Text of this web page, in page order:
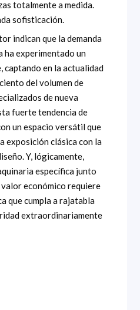
totalmente a medida.
sofisticación.
indican que la demanda
ha experimentado un
captando en la actualidad
del volumen de
de nueva
fuerte tendencia de
un espacio versátil que
exposición clásica con la
Y, lógicamente,
específica junto
económico requiere
que cumpla a rajatabla
extraordinariamente